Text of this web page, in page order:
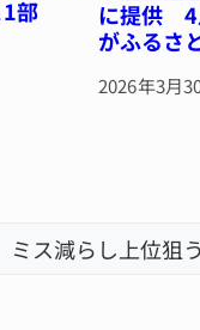
部
に提供 4
がふるさ
2026年3月
ミス減らし上位